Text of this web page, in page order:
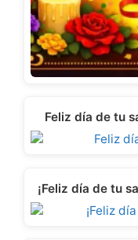
Feliz día de tu
¡Feliz día de tu